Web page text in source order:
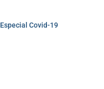
Covid-19